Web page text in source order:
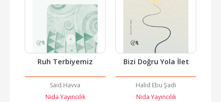
Ruh Terbiyemiz
Said Havva
Nida Yayıncılık
Bizi Doğru Yola İlet
Halid Ebu Şadi
Nida Yayıncılık